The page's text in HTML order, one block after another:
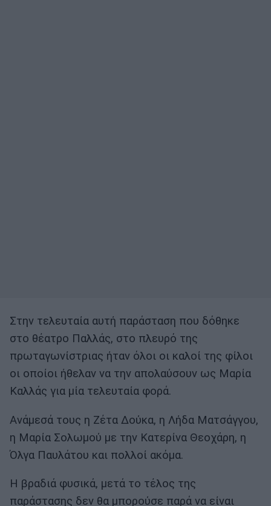
Στην τελευταία αυτή παράσταση που δόθηκε
στο θέατρο Παλλάς, στο πλευρό της
πρωταγωνίστριας ήταν όλοι οι καλοί της φίλοι
οι οποίοι ήθελαν να την απολαύσουν ως Μαρία
Καλλάς για μία τελευταία φορά.
Ανάμεσά τους η Ζέτα Δούκα, η Λήδα Ματσάγγου,
η Μαρία Σολωμού με την Κατερίνα Θεοχάρη, η
Όλγα Παυλάτου και πολλοί ακόμα.
Η βραδιά φυσικά, μετά το τέλος της
παράστασης δεν θα μπορούσε παρά να είναι